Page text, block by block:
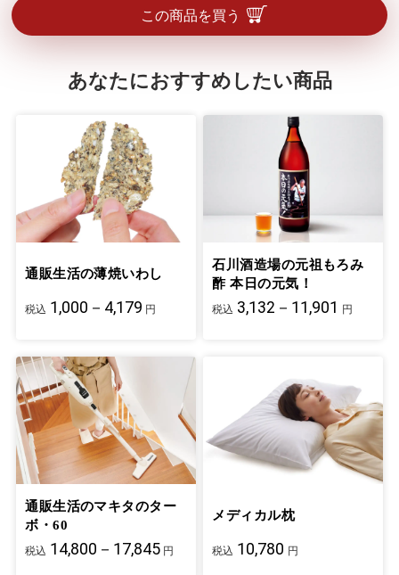
この商品を買う
あなたにおすすめしたい商品
通販生活の薄焼いわし
税込 1,000－4,179 円
石川酒造場の元祖もろみ
酢 本日の元気！
税込 3,132－11,901 円
通販生活のマキタのター
ボ・60
税込 14,800－17,845 円
メディカル枕
税込 10,780 円